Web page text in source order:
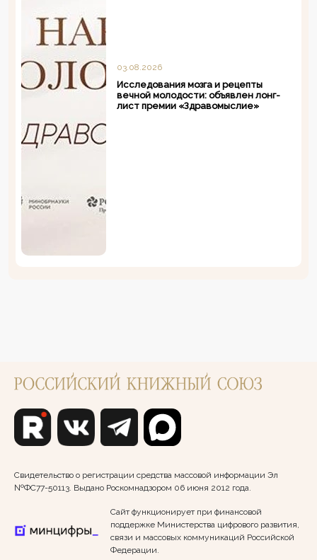
03.08.2026
Исследования мозга и рецепты
вечной молодости: объявлен лонг-
лист премии «Здравомыслие»
Свидетельство о регистрации средства массовой информации Эл
№ФС77-50113. Выдано Роскомнадзором 06 июня 2012 года.
Сайт функционирует при финансовой
поддержке Министерства цифрового развития,
связи и массовых коммуникаций Российской
Федерации.